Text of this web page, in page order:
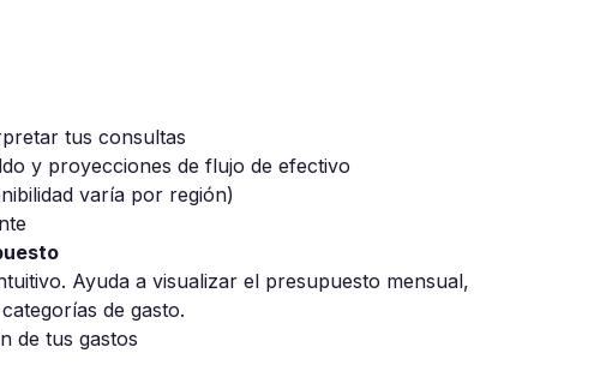
tus consultas
y proyecciones de flujo de efectivo
varía por región)
Ayuda a visualizar el presupuesto mensual,
de gasto.
de tus gastos